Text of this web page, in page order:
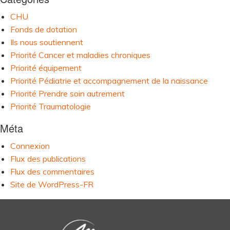
CHU
Fonds de dotation
Ils nous soutiennent
Priorité Cancer et maladies chroniques
Priorité équipement
Priorité Pédiatrie et accompagnement de la naissance
Priorité Prendre soin autrement
Priorité Traumatologie
Méta
Connexion
Flux des publications
Flux des commentaires
Site de WordPress-FR